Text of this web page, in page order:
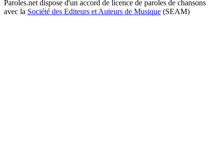
Paroles.net dispose d'un accord de licence de paroles de chansons
avec la Société des Editeurs et Auteurs de Musique (SEAM)